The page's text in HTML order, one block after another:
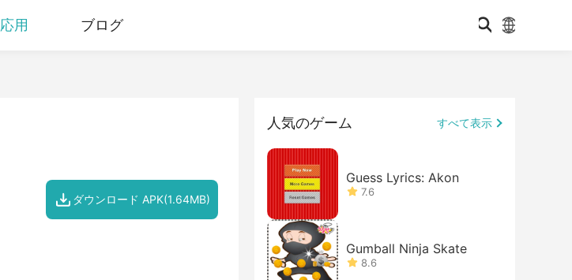
応用 ブログ
ダウンロード APK(1.64MB)
人気のゲーム すべて表示
Guess Lyrics: Akon
7.6
Gumball Ninja Skate
8.6